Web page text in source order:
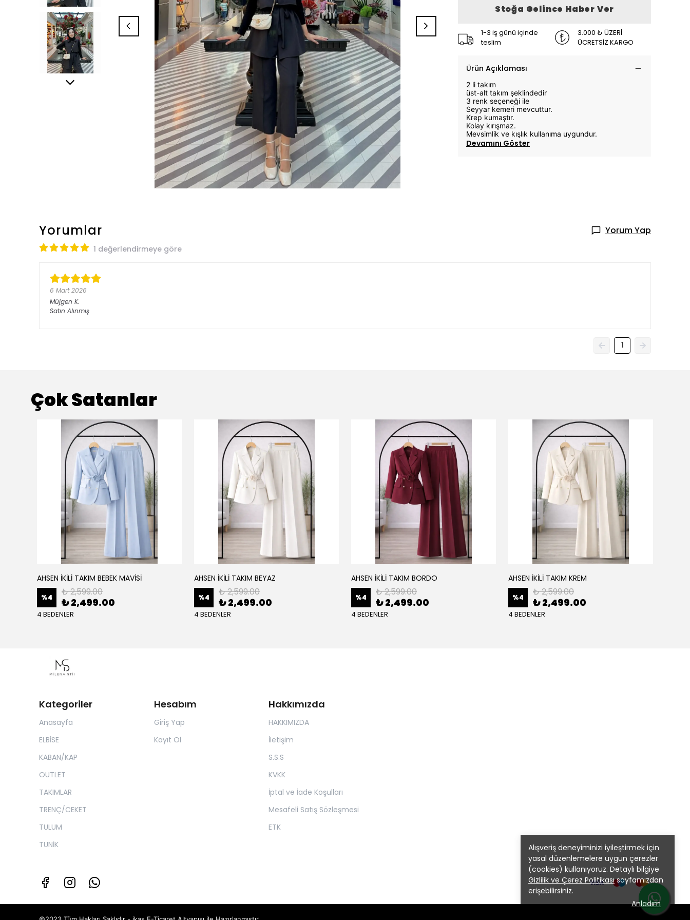
Alışveriş deneyiminizi iyileştirmek için
yasal düzenlemelere uygun çerezler
(cookies) kullanıyoruz. Detaylı bilgiye
Gizlilik ve Çerez Politikasısayfamızdan
erişebilirsiniz.
Anladım
Stoğa Gelince Haber Ver
1-3 iş günü içinde
teslim
3.000 ₺ ÜZERİ
ÜCRETSİZ KARGO
Ürün Açıklaması
2 li takım
üst-alt takım şeklindedir
3 renk seçeneği ile
Seyyar kemeri mevcuttur.
Krep kumaştır.
Kolay kırışmaz.
Mevsimlik ve kışlık kullanıma uygundur.
Devamını Göster
Yorumlar Yorum Yap
1 değerlendirmeye göre
6 Mart 2026
Müjgen K.
Satın Alınmış
1
Çok Satanlar
AHSEN İKİLİ TAKIM BEBEK MAVİSİ
%4 ₺ 2,599.00
₺ 2,499.00
4 BEDENLER
AHSEN İKİLİ TAKIM BEYAZ
%4 ₺ 2,599.00
₺ 2,499.00
4 BEDENLER
AHSEN İKİLİ TAKIM BORDO
%4 ₺ 2,599.00
₺ 2,499.00
4 BEDENLER
AHSEN İKİLİ TAKIM KREM
%4 ₺ 2,599.00
₺ 2,499.00
4 BEDENLER
Kategoriler
Anasayfa
ELBİSE
KABAN/KAP
OUTLET
TAKIMLAR
TRENÇ/CEKET
TULUM
TUNİK
Hesabım
Giriş Yap
Kayıt Ol
Hakkımızda
HAKKIMIZDA
İletişim
S.S.S
KVKK
İptal ve İade Koşulları
Mesafeli Satış Sözleşmesi
ETK